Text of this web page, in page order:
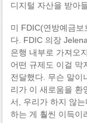
디지털 자산을 받아
미 FDIC(연방예금
다. FDIC 의장
은행 내부로 가져오
어떤 규제도 이걸 막
전달했다. 무슨 말이
리가 이 새로움을 환
서, 우리가 하지 않
하는 게 훨씬 이득이